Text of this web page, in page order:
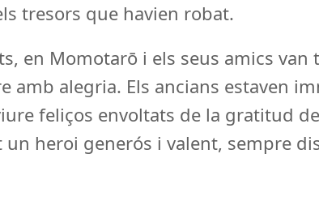
tresors que havien robat.
en Momotarō i els seus amics van
amb alegria. Els ancians estaven
feliços envoltats de la gratitud
heroi generós i valent, sempre